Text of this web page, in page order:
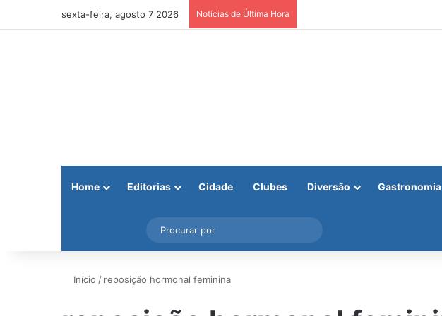
sexta-feira, agosto 7 2026 Notícias de Última Hora
Home Editorias Cidade Clubes Diversão Gastronomia
Instagram
Barra Lateral
por
Início / reposição hormonal feminina